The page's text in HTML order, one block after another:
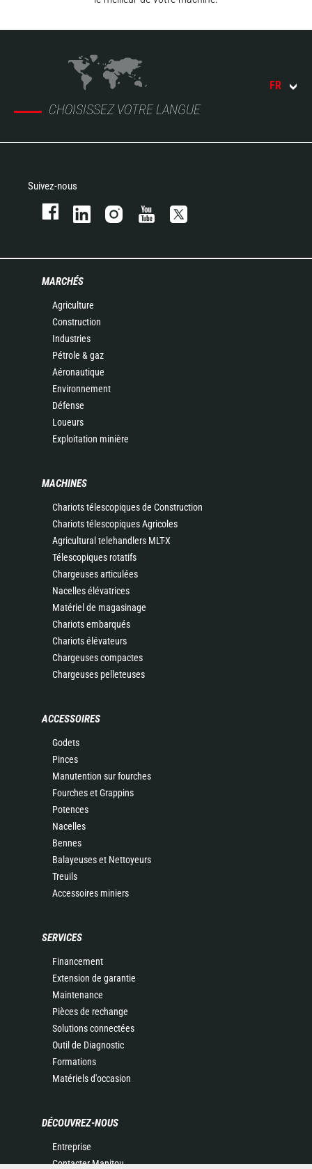
CHOISISSEZ VOTRE LANGUE
FR
Suivez-nous
MARCHÉS
Agriculture
Construction
Industries
Pétrole & gaz
Aéronautique
Environnement
Défense
Loueurs
Exploitation minière
MACHINES
Chariots télescopiques de Construction
Chariots télescopiques Agricoles
Agricultural telehandlers MLT-X
Télescopiques rotatifs
Chargeuses articulées
Nacelles élévatrices
Matériel de magasinage
Chariots embarqués
Chariots élévateurs
Chargeuses compactes
Chargeuses pelleteuses
ACCESSOIRES
Godets
Pinces
Manutention sur fourches
Fourches et Grappins
Potences
Nacelles
Bennes
Balayeuses et Nettoyeurs
Treuils
Accessoires miniers
SERVICES
Financement
Extension de garantie
Maintenance
Pièces de rechange
Solutions connectées
Outil de Diagnostic
Formations
Matériels d'occasion
DÉCOUVREZ-NOUS
Entreprise
Contacter Manitou